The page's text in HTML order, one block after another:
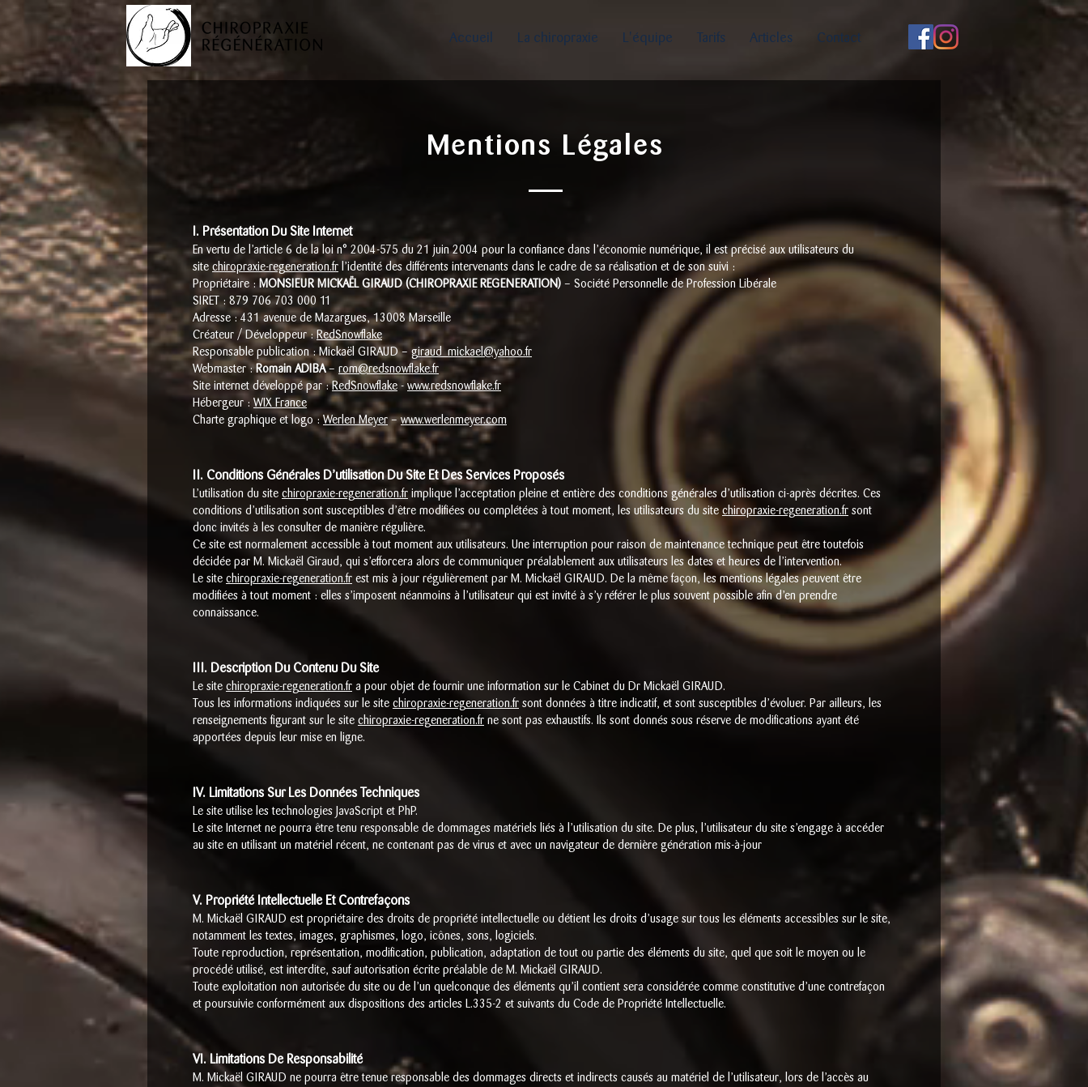
Accueil La chiropraxie L'équipe Tarifs Articles Contact
I. Présentation Du Site Internet
En vertu de l’article 6 de la loi n° 2004-575 du 21 juin 2004 pour la confiance dans l’économie numérique, il est précisé aux utilisateurs du
site chiropraxie-regeneration.fr l’identité des différents intervenants dans le cadre de sa réalisation et de son suivi :
Propriétaire :MONSIEUR MICKAËL GIRAUD (CHIROPRAXIE REGENERATION) – Société Personnelle de Profession Libérale
SIRET : 879 706 703 000 11
Adresse : 431 avenue de Mazargues, 13008 Marseille
Créateur / Développeur :RedSnowflake
Responsable publication :Mickaël GIRAUD–giraud_mickael@yahoo.fr
Webmaster :Romain ADIBA– rom@redsnowflake.fr
Site internet développé par :RedSnowflake -www.redsnowflake.fr
Hébergeur : WIX France
Charte graphique et logo :Werlen Meyer–www.werlenmeyer.com
II. Conditions Générales D’utilisation Du Site Et Des Services Proposés
L’utilisation du site chiropraxie-regeneration.fr implique l’acceptation pleine et entière des conditions générales d’utilisation ci-après décrites. Ces
conditions d’utilisation sont susceptibles d’être modifiées ou complétées à tout moment, les utilisateurs du site chiropraxie-regeneration.fr sont
donc invités à les consulter de manière régulière.
Ce site est normalement accessible à tout moment aux utilisateurs. Une interruption pour raison de maintenance technique peut être toutefois
décidée par M. Mickaël Giraud, qui s’efforcera alors de communiquer préalablement aux utilisateurs les dates et heures de l’intervention.
Le site chiropraxie-regeneration.fr est mis à jour régulièrement par M. Mickaël GIRAUD. De la même façon, les mentions légales peuvent être
modifiées à tout moment : elles s’imposent néanmoins à l’utilisateur qui est invité à s’y référer le plus souvent possible afin d’en prendre
connaissance.
III. Description Du Contenu Du Site
Le site chiropraxie-regeneration.fr a pour objet de fournir une information sur le Cabinet du Dr Mickaël GIRAUD.
Tous les informations indiquées sur le site chiropraxie-regeneration.fr sont données à titre indicatif, et sont susceptibles d’évoluer. Par ailleurs, les
renseignements figurant sur le site chiropraxie-regeneration.fr ne sont pas exhaustifs. Ils sont donnés sous réserve de modifications ayant été
apportées depuis leur mise en ligne.
IV. Limitations Sur Les Données Techniques
Le site utilise les technologies JavaScript et PhP.
Le site Internet ne pourra être tenu responsable de dommages matériels liés à l’utilisation du site. De plus, l’utilisateur du site s’engage à accéder
au site en utilisant un matériel récent, ne contenant pas de virus et avec un navigateur de dernière génération mis-à-jour
V. Propriété Intellectuelle Et Contrefaçons
M. Mickaël GIRAUD est propriétaire des droits de propriété intellectuelle ou détient les droits d’usage sur tous les éléments accessibles sur le site,
notamment les textes, images, graphismes, logo, icônes, sons, logiciels.
Toute reproduction, représentation, modification, publication, adaptation de tout ou partie des éléments du site, quel que soit le moyen ou le
procédé utilisé, est interdite, sauf autorisation écrite préalable de M. Mickaël GIRAUD.
Toute exploitation non autorisée du site ou de l’un quelconque des éléments qu’il contient sera considérée comme constitutive d’une contrefaçon
et poursuivie conformément aux dispositions des articles L.335-2 et suivants du Code de Propriété Intellectuelle.
VI. Limitations De Responsabilité
M. Mickaël GIRAUD ne pourra être tenue responsable des dommages directs et indirects causés au matériel de l’utilisateur, lors de l’accès au
Mentions Légales